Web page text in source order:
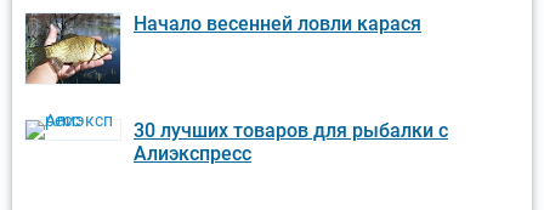
Начало весенней ловли карася
30 лучших товаров для рыбалки с
Алиэкспресс